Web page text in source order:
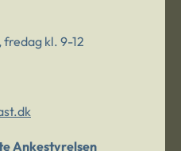
kl. 9-12
Ankestyrelsen